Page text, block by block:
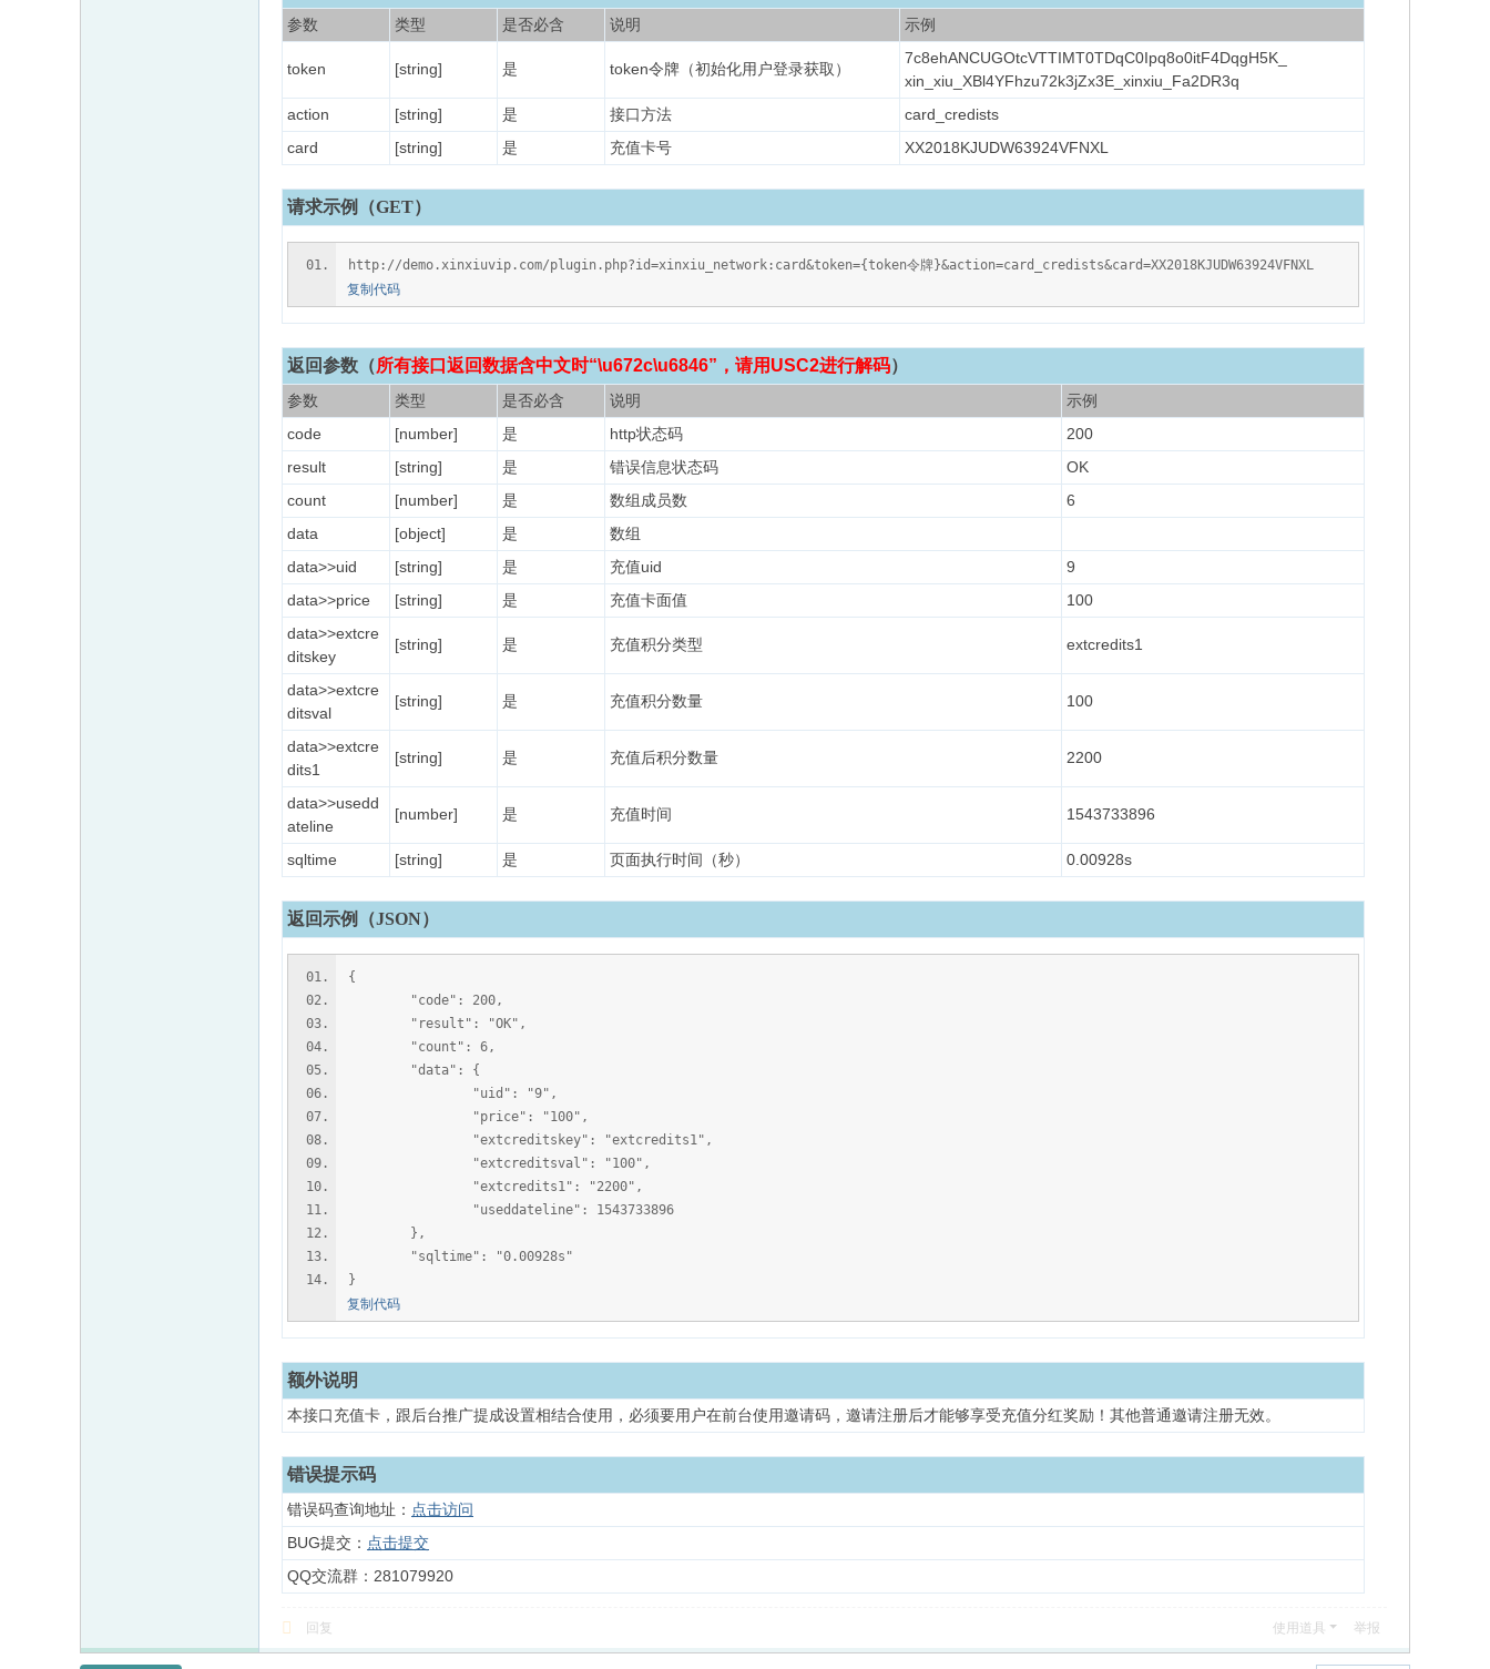
参数 类型 是否必含 说明 示例
token [string] 是 token令牌（初始化用户登录获取）
7c8ehANCUGOtcVTTIMT0TDqC0Ipq8o0itF4DqgH5K_
xin_xiu_XBl4YFhzu72k3jZx3E_xinxiu_Fa2DR3q
action
[string] 是 接口方法
card_credists
card
[string] 是 充值卡号 XX2018KJUDW63924VFNXL
请求示例（GET）
http://demo.xinxiuvip.com/plugin.php?id=xinxiu_network:card&token={token令牌}&action=card_credists&card=XX2018KJUDW63924VFNXL
复制代码
返回参数 （所有接口返回数据含中文时“\u672c\u6846”，请用USC2进行解码）
参数 类型 是否必含 说明
示例
code
[number] 是 http状态码
200
result
[string] 是 错误信息状态码
OK
count
[number] 是 数组成员数
6
data
[object] 是
数组
data>>uid
[string] 是 充值uid
9
data>>price
[string] 是 充值卡面值
100
data>>extcre
ditskey
[string] 是 充值积分类型 extcredits1
data>>extcre
ditsval
[string] 是 充值积分数量 100
data>>extcre
dits1
[string] 是 充值后积分数量 2200
data>>usedd
ateline
[number] 是 充值时间 1543733896
sqltime [string] 是 页面执行时间（秒） 0.00928s
返回示例（JSON）
{
"code": 200,
"result": "OK",
"count": 6,
"data": {
"uid": "9",
"price": "100",
"extcreditskey": "extcredits1",
"extcreditsval": "100",
"extcredits1": "2200",
"useddateline": 1543733896
},
"sqltime": "0.00928s"
}
复制代码
额外说明
本接口充值卡，跟后台推广提成设置相结合使用，必须要用户在前台使用邀请码，邀请注册后才能够享受充值分红奖励！其他普通邀请注册无效。
错误提示码
错误码查询地址： 点击访问
BUG提交： 点击提交
QQ交流群：281079920
回复 使用道具 举报